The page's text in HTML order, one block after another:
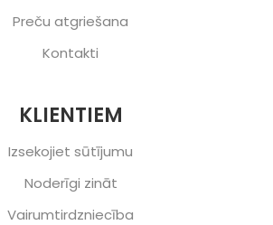
Preču atgriešana
Kontakti
KLIENTIEM
Izsekojiet sūtījumu
Noderīgi zināt
Vairumtirdzniecība